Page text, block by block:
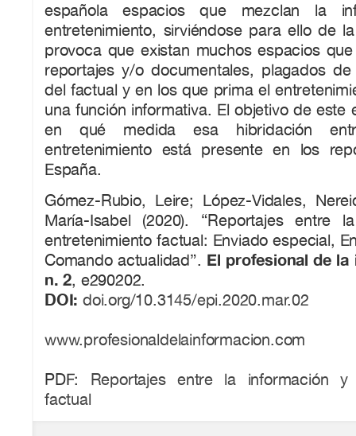
española espacios que mezclan la
entretenimiento, sirviéndose para ello de
provoca que existan muchos espacios
reportajes y/o documentales, plagados
del factual y en los que prima el
una función informativa. El objetivo de este
en qué medida esa hibridación
entretenimiento está presente en los
España.
Gómez-Rubio, Leire; López-Vidales,
María-Isabel (2020). “Reportajes entre
entretenimiento factual: Enviado especial,
Comando actualidad”. El profesional de la
n. 2, e290202.
DOI: doi.org/10.3145/epi.2020.mar.02
www.profesionaldelainformacion.com
PDF: Reportajes entre la información y
factual